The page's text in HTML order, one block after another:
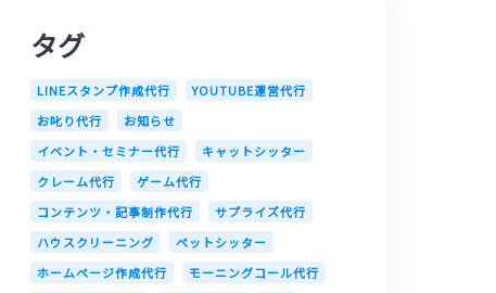
タグ
LINEスタンプ作成代行
YOUTUBE運営代行
お叱り代行
お知らせ
イベント・セミナー代行
キャットシッター
クレーム代行
ゲーム代行
コンテンツ・記事制作代行
サプライズ代行
ハウスクリーニング
ペットシッター
ホームページ作成代行
モーニングコール代行